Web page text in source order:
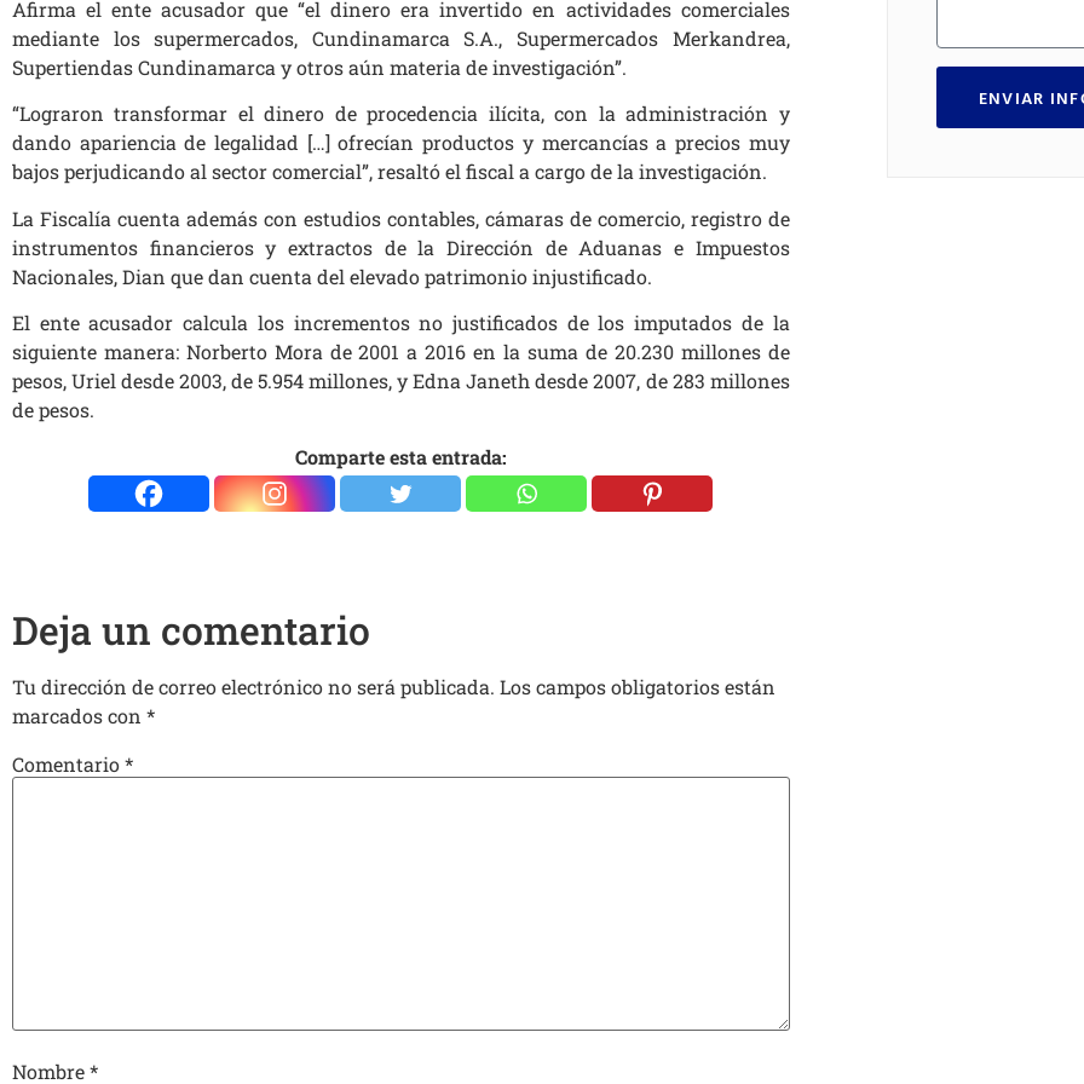
Afirma el ente acusador que “el dinero era invertido en actividades comerciales
mediante los supermercados, Cundinamarca S.A., Supermercados Merkandrea,
Supertiendas Cundinamarca y otros aún materia de investigación”.
“Lograron transformar el dinero de procedencia ilícita, con la administración y
dando apariencia de legalidad […] ofrecían productos y mercancías a precios muy
bajos perjudicando al sector comercial”, resaltó el fiscal a cargo de la investigación.
La Fiscalía cuenta además con estudios contables, cámaras de comercio, registro de
instrumentos financieros y extractos de la Dirección de Aduanas e Impuestos
Nacionales, Dian que dan cuenta del elevado patrimonio injustificado.
El ente acusador calcula los incrementos no justificados de los imputados de la
siguiente manera: Norberto Mora de 2001 a 2016 en la suma de 20.230 millones de
pesos, Uriel desde 2003, de 5.954 millones, y Edna Janeth desde 2007, de 283 millones
de pesos.
Comparte esta entrada:
Deja un comentario
Tu dirección de correo electrónico no será publicada. Los campos obligatorios están
marcados con *
Comentario*
Nombre*
ENVIAR